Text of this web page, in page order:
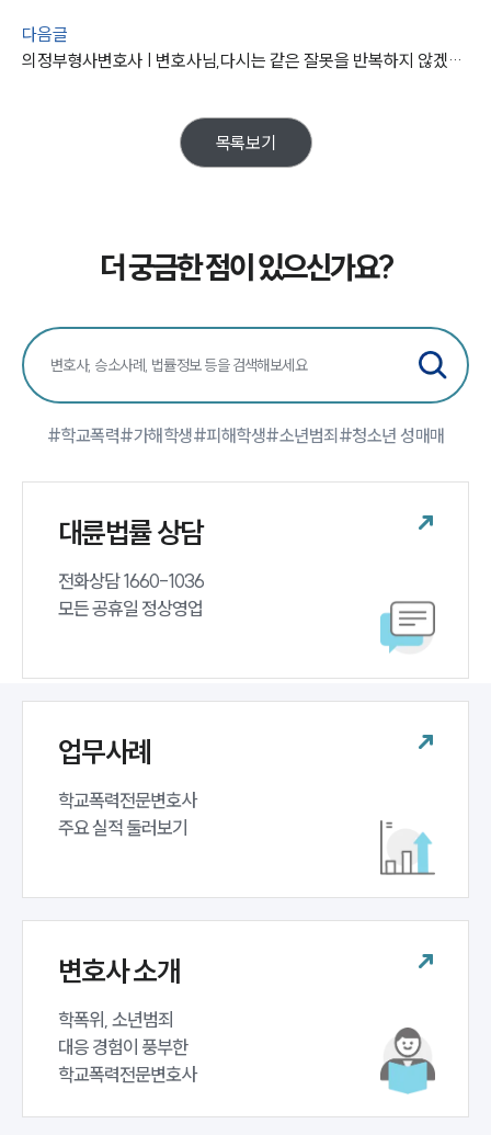
학교폭력전문변호사
언론보도
공지사항
법률서식
세미나
대륜법률상담예약
대륜법률상담예약
다음글
의정부형사변호사 | 변호사님,다시는 같은 잘못을 반복하지 않겠습니다.
목록보기
더 궁금한 점이 있으신가요?
#학교폭력#가해학생#피해학생#소년범죄 #청소년 성매매
대륜법률 상담
전화상담 1660-1036
모든 공휴일 정상영업
업무사례
학교폭력전문변호사
주요 실적 둘러보기
변호사 소개
학폭위, 소년범죄
대응 경험이 풍부한
학교폭력전문변호사